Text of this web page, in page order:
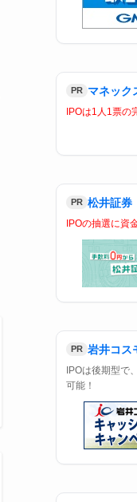
PR マネック
IPOは1人1票の
松井証券
IPOの抽選に資
PR 岩井コス
IPOは後期型で
可能！